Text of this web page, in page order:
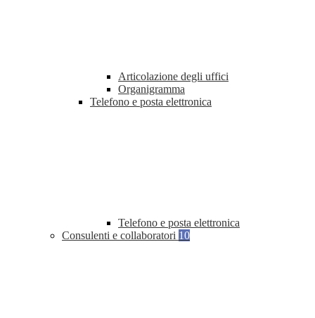
Articolazione degli uffici
Organigramma
Telefono e posta elettronica
Telefono e posta elettronica
Consulenti e collaboratori 10